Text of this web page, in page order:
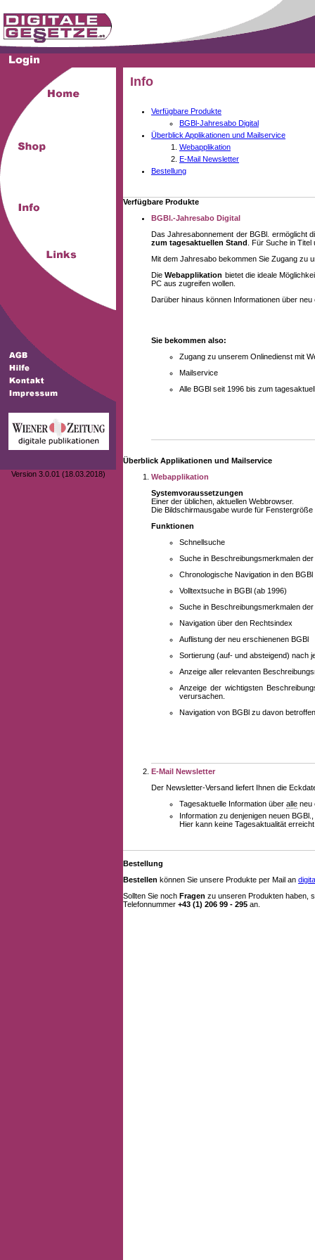
Version 3.0.01 (18.03.2018)
Info
Verfügbare Produkte
BGBl-Jahresabo Digital
Überblick Applikationen und Mailservice
Webapplikation
E-Mail Newsletter
Bestellung
Verfügbare Produkte
BGBl.-Jahresabo Digital
Das Jahresabonnement der BGBl. ermöglicht
zum tagesaktuellen Stand . Für Suche in
Mit dem Jahresabo bekommen Sie Zugang zu
DieWebapplikation bietet die ideale
PC aus zugreifen wollen.
Darüber hinaus können Informationen über
Sie bekommen also:
Zugang zu unserem Onlinedienst mit
Mailservice
Alle BGBl seit 1996 bis zum
Überblick Applikationen und Mailservice
Webapplikation
Systemvoraussetzungen
Einer der üblichen, aktuellen Webbrowser.
Die Bildschirmausgabe wurde für
Funktionen
Schnellsuche
Suche in Beschreibungsmerkmalen
Chronologische Navigation in den BGBl
Volltextsuche in BGBl (ab 1996)
Suche in Beschreibungsmerkmalen
Navigation über den Rechtsindex
Auflistung der neu erschienenen BGBl
Sortierung (auf- und absteigend) nach
Anzeige aller relevanten
Anzeige der wichtigsten
verursachen.
Navigation von BGBl zu davon
E-Mail Newsletter
Der Newsletter-Versand liefert Ihnen die
Tagesaktuelle Information über alle neu
Information zu denjenigen neuen
Hier kann keine Tagesaktualität
Bestellung
Bestellen können Sie unsere Produkte per Mail an
Sollten Sie noch Fragen zu unseren Produkten haben,
Telefonnummer +43 (1) 206 99 - 295 an.